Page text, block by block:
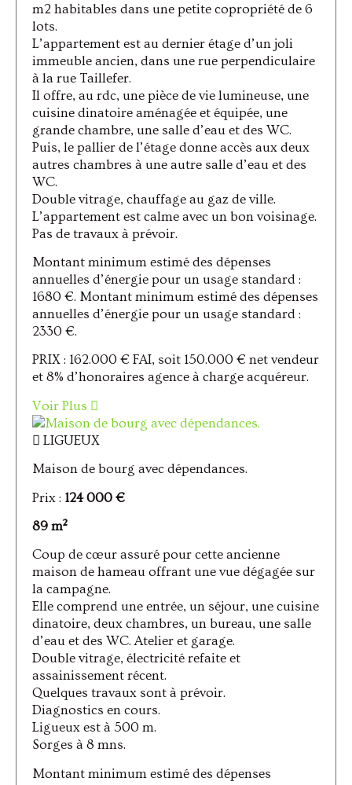
m2 habitables dans une petite copropriété de 6
lots.
L’appartement est au dernier étage d’un joli
immeuble ancien, dans une rue perpendiculaire
à la rue Taillefer.
Il offre, au rdc, une pièce de vie lumineuse, une
cuisine dinatoire aménagée et équipée, une
grande chambre, une salle d’eau et des WC.
Puis, le pallier de l’étage donne accès aux deux
autres chambres à une autre salle d’eau et des
WC.
Double vitrage, chauffage au gaz de ville.
L’appartement est calme avec un bon voisinage.
Pas de travaux à prévoir.
Montant minimum estimé des dépenses
annuelles d’énergie pour un usage standard :
1680 €. Montant minimum estimé des dépenses
annuelles d’énergie pour un usage standard :
2330 €.
PRIX : 162.000 € FAI, soit 150.000 € net vendeur
et 8% d’honoraires agence à charge acquéreur.
Voir Plus
LIGUEUX
Maison de bourg avec dépendances.
Prix : 124 000 €
89 m²
Coup de cœur assuré pour cette ancienne
maison de hameau offrant une vue dégagée sur
la campagne.
Elle comprend une entrée, un séjour, une cuisine
dinatoire, deux chambres, un bureau, une salle
d’eau et des WC. Atelier et garage.
Double vitrage, électricité refaite et
assainissement récent.
Quelques travaux sont à prévoir.
Diagnostics en cours.
Ligueux est à 500 m.
Sorges à 8 mns.
Montant minimum estimé des dépenses